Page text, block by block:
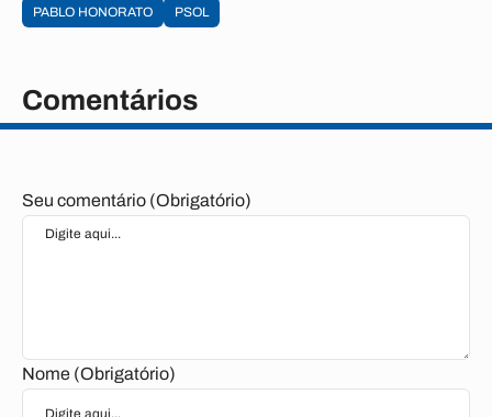
PABLO HONORATO
PSOL
Comentários
Seu comentário (Obrigatório)
Nome (Obrigatório)